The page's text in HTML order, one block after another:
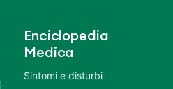
Enciclopedia
Medica
Sintomi e disturbi